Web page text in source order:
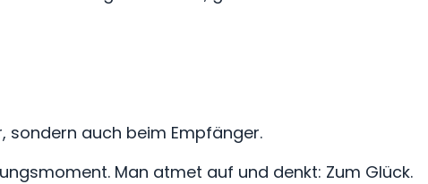
sondern auch beim Empfänger.
Man atmet auf und denkt: Zum Glück.